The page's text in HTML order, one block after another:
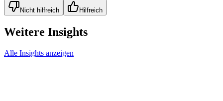
Nicht hilfreich Hilfreich
Weitere Insights
Alle Insights anzeigen